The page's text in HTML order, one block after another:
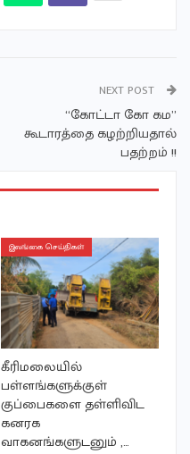
NEXT POST
“கோட்டா கோ கம”
கூடாரத்தை கழற்றியதால்
பதற்றம் !!
இலங்கை செய்திகள்
கீரிமலையில்
பள்ளங்களுக்குள்
குப்பைகளை தள்ளிவிட
கனரக
வாகனங்களுடனும் ,…